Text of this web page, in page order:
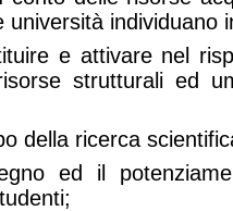
individuano
e attivare nel
strutturali ed
della ricerca
ed il